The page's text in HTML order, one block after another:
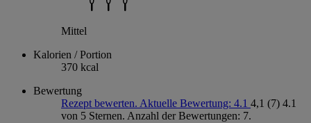
Mittel
Kalorien / Portion
370 kcal
Bewertung
Rezept bewerten. Aktuelle Bewertung: 4.1 4,1 (7) 4.1
von 5 Sternen. Anzahl der Bewertungen: 7.